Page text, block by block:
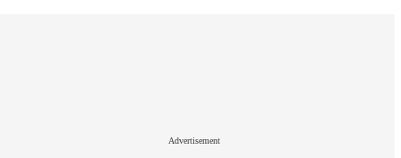
Advertisement